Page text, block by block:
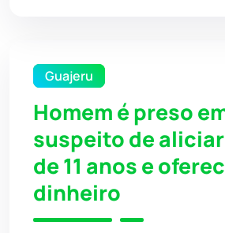
Guajeru
Homem é preso
suspeito de
de 11 anos e
dinheiro